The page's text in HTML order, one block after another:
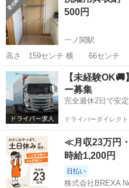
500円
一ノ関駅
高さ 159センチ 横 66センチ 奥行き 30
あります 3月までに、自宅にでき
先させていただきます。 よろしく
岩手 一関市 一ノ関駅 収
【未経験
ー募集
完全週休2日で安
ドライバーダイレクト
≪月収23万円
時給1,200円
日払い
株式会社BREXA